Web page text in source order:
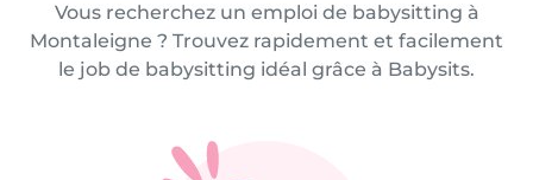
Vous recherchez un emploi de babysitting à
Montaleigne ? Trouvez rapidement et facilement
le job de babysitting idéal grâce à Babysits.